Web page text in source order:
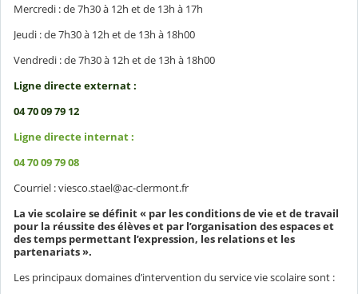
Mercredi : de 7h30 à 12h et de 13h à 17h
Jeudi : de 7h30 à 12h et de 13h à 18h00
Vendredi : de 7h30 à 12h et de 13h à 18h00
Ligne directe externat :
04 70 09 79 12
Ligne directe internat :
04 70 09 79 08
Courriel : viesco.stael@ac-clermont.fr
La vie scolaire se définit « par les conditions de vie et de travail
pour la réussite des élèves et par l’organisation des espaces et
des temps permettant l’expression, les relations et les
partenariats ».
Les principaux domaines d’intervention du service vie scolaire sont :